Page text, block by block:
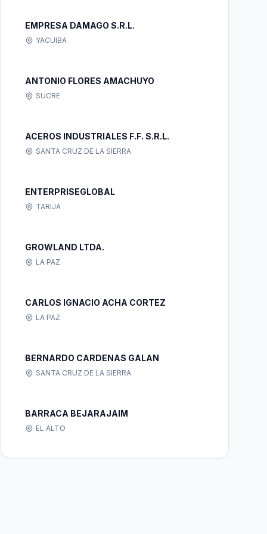
EMPRESA DAMAGO S.R.L.
YACUIBA
ANTONIO FLORES AMACHUYO
SUCRE
ACEROS INDUSTRIALES F.F. S.R.L.
SANTA CRUZ DE LA SIERRA
ENTERPRISEGLOBAL
TARIJA
GROWLAND LTDA.
LA PAZ
CARLOS IGNACIO ACHA CORTEZ
LA PAZ
BERNARDO CARDENAS GALAN
SANTA CRUZ DE LA SIERRA
BARRACA BEJARAJAIM
EL ALTO